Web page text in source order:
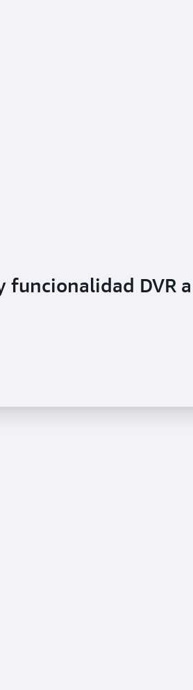
funcionalidad DVR a